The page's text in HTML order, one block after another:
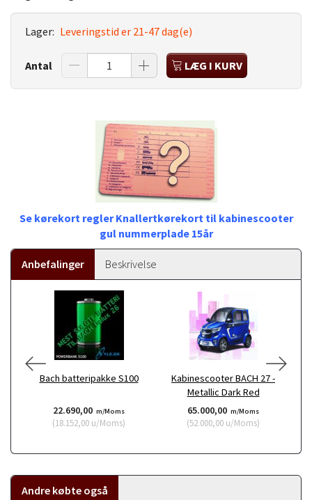
Lager: Leveringstid er 21-47 dag(e)
Antal LÆG I KURV
Se kørekort regler Knallertkørekort til kabinescooter
gul nummerplade 15år
Anbefalinger Beskrivelse
Bach batteripakke S100
22.690,00 m/Moms
(18.152,00 u/Moms)
Kabinescooter BACH 27 -
Metallic Dark Red
65.000,00 m/Moms
(52.000,00 u/Moms)
Andre købte også